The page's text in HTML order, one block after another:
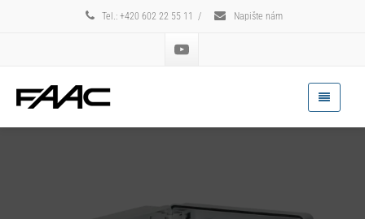
Tel.: +420 602 22 55 11 / Napište nám